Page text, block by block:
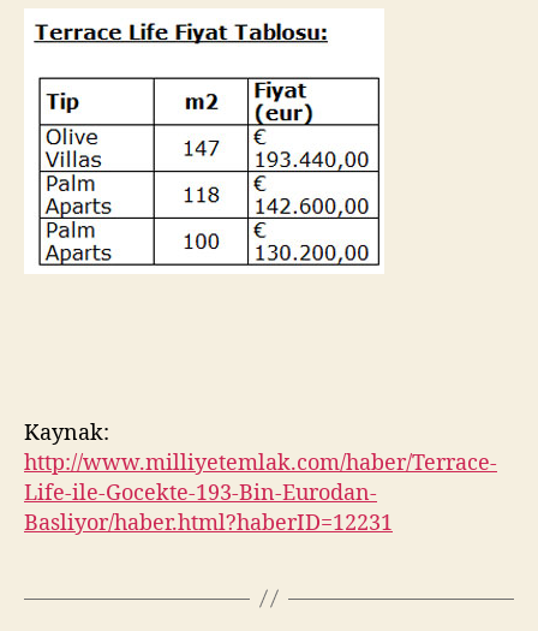
Kaynak:
http://www.milliyetemlak.com/haber/Terrace-
Life-ile-Gocekte-193-Bin-Eurodan-
Basliyor/haber.html?haberID=12231